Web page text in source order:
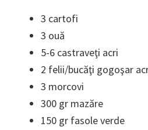
3 cartofi
3 ouă
5-6 castraveţi acri
2 felii/bucăţi gogoşar
3 morcovi
300 gr mazăre
150 gr fasole verde